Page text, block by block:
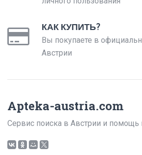
КАК КУПИТЬ?
Вы покупаете в
Австрии
Apteka-austria.com
Сервис поиска в Австрии и помощь